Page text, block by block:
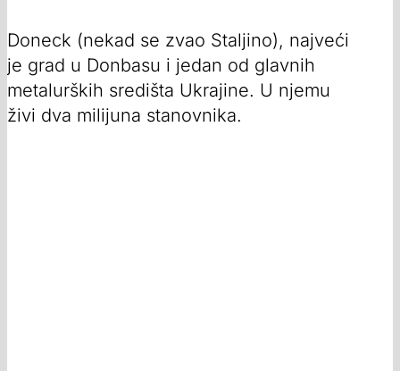
Doneck (nekad se zvao Staljino), najveći
je grad u Donbasu i jedan od glavnih
metalurških središta Ukrajine. U njemu
živi dva milijuna stanovnika.